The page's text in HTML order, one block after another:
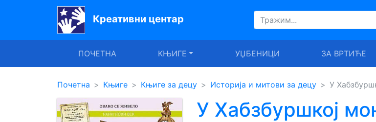
Креативни центар
ПОЧЕТНА КЊИГЕ УЏБЕНИЦИ ЗА ВРТИЋЕ
Почетна
УџбенициПочетна Књиге Књиге за децу Историја и митови за децу У
У Хабзбуршкој